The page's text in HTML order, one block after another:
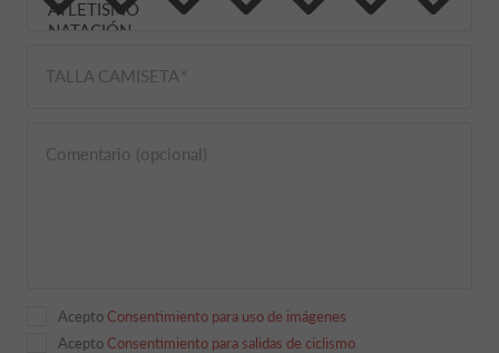
TALLA CAMISETA
Comentario (opcional)
Acepto Consentimiento para uso de imágenes
Acepto Consentimiento para salidas de ciclismo